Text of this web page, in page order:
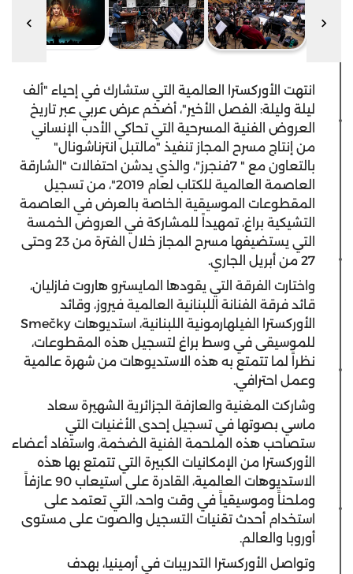
انتهت الأوركسترا العالمية التي ستشارك في إحياء "ألف
ليلة وليلة: الفصل الأخير"، أضخم عرض عربي عبر تاريخ
العروض الفنية المسرحية التي تحاكي الأدب الإنساني
من إنتاج مسرح المجاز تنفيذ "مالتبل انترناشونال"
بالتعاون مع " 7فنجرز"، والذي يدشن احتفالات "الشارقة
العاصمة العالمية للكتاب لعام 2019"، من تسجيل
المقطوعات الموسيقية الخاصة بالعرض في العاصمة
التشيكية براغ، تمهيداً للمشاركة في العروض الخمسة
التي يستضيفها مسرح المجاز خلال الفترة من 23 وحتى
27 من أبريل الجاري.
واختارت الفرقة التي يقودها المايسترو هاروت فازليان،
قائد فرقة الفنانة اللبنانية العالمية فيروز، وقائد
الأوركسترا الفيلهارمونية اللبنانية، استديوهات Smečky
للموسيقى في وسط براغ لتسجيل هذه المقطوعات،
نظراً لما تتمتع به هذه الاستديوهات من شهرة عالمية
وعمل احترافي.
وشاركت المغنية والعازفة الجزائرية الشهيرة سعاد
ماسي بصوتها في تسجيل إحدى الأغنيات التي
ستصاحب هذه الملحمة الفنية الضخمة، واستفاد أعضاء
الأوركسترا من الإمكانيات الكبيرة التي تتمتع بها هذه
الاستديوهات العالمية، القادرة على استيعاب 90 عازفاً
وملحناً وموسيقياً في وقت واحد، التي تعتمد على
استخدام أحدث تقنيات التسجيل والصوت على مستوى
أوروبا والعالم.
وتواصل الأوركسترا التدريبات في أرمينيا، بهدف